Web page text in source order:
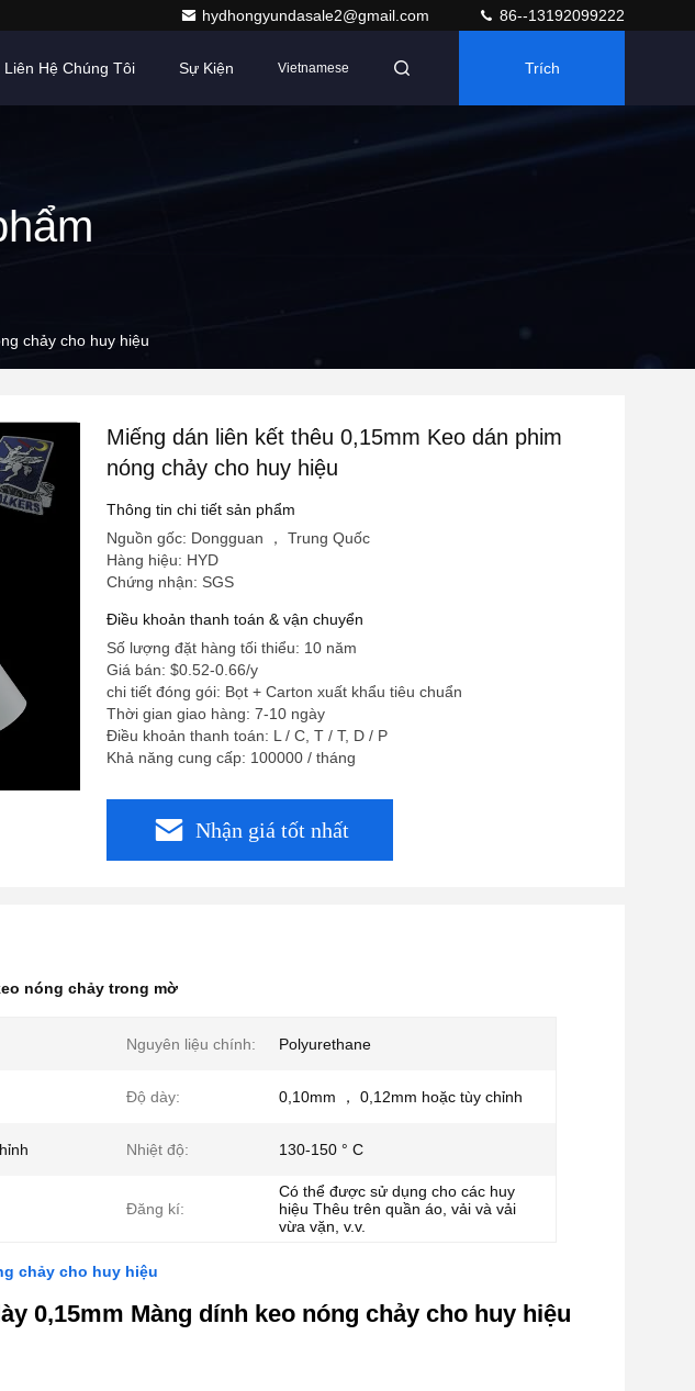
hydhongyundasale2@gmail.com 86--13192099222
Liên Hệ Chúng Tôi Sự Kiện Vietnamese Trích
chảy cho huy hiệu
Miếng dán liên kết thêu 0,15mm Keo dán phim
nóng chảy cho huy hiệu
Thông tin chi tiết sản phẩm
Nguồn gốc: Dongguan ， Trung Quốc
Hàng hiệu: HYD
Chứng nhận: SGS
Điều khoản thanh toán & vận chuyển
Số lượng đặt hàng tối thiểu: 10 năm
Giá bán: $0.52-0.66/y
chi tiết đóng gói: Bọt + Carton xuất khẩu tiêu chuẩn
Thời gian giao hàng: 7-10 ngày
Điều khoản thanh toán: L / C, T / T, D / P
Khả năng cung cấp: 100000 / tháng
Nhận giá tốt nhất
nóng chảy trong mờ
Nguyên liệu chính: Polyurethane
Độ dày: 0,10mm ， 0,12mm hoặc tùy chỉnh
Nhiệt độ: 130-150 ° C
Đăng kí:
Có thể được sử dụng cho các huy
hiệu Thêu trên quần áo, vải và vải
vừa vặn, v.v.
chảy cho huy hiệu
0,15mm Màng dính keo nóng chảy cho huy hiệu